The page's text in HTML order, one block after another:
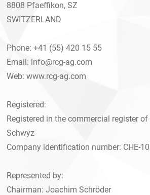
8808 Pfaeffikon, SZ
SWITZERLAND
Phone: +41 (55) 420 15 55
Email: info@rcg-ag.com
Web:www.rcg-ag.com
Registered:
Registered in the commercial register
Schwyz
Company identification number: CHE-
Represented by:
Chairman: Joachim Schröder